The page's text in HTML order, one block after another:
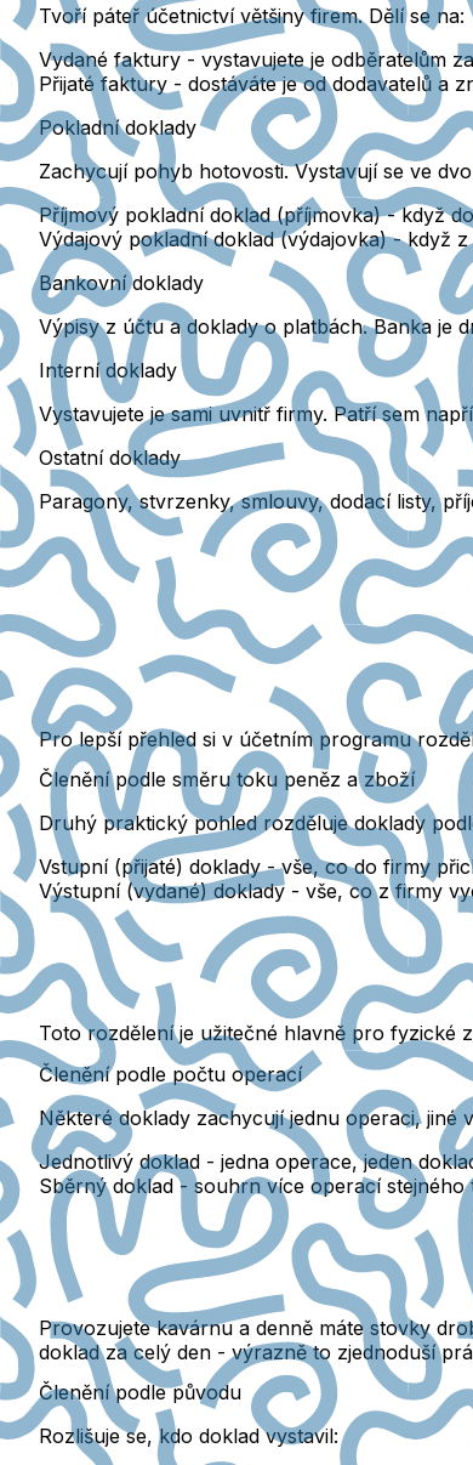
Tvoří páteř účetnictví většiny firem. Dělí se na:
Vydané faktury- vystavujete je odběratelům
Přijaté faktury - dostáváte je od dodavatelů a
Pokladní doklady
Zachycují pohyb hotovosti. Vystavují se ve
Příjmový pokladní doklad (příjmovka)- když
Výdajový pokladní doklad (výdajovka)- když z
Bankovní doklady
Výpisy z účtu a doklady o platbách.Banka je
Interní doklady
Vystavujete je sami uvnitř firmy. Patří sem
Ostatní doklady
Paragony, stvrzenky, smlouvy, dodací listy,
Pro lepší přehled si v účetním programu
Členění podle směru toku peněz a zboží
Druhý praktický pohled rozděluje doklady
Vstupní (přijaté) doklady- vše, co do firmy
Výstupní (vydané) doklady - vše, co z firmy
Toto rozděleníje užitečné hlavně pro fyzické
Členění podle počtu operací
Některé doklady zachycují jednu operaci, jiné
Jednotlivý doklad - jedna operace, jeden
Sběrný doklad- souhrn více operací stejného
Provozujete kavárnu a denně máte stovky
doklad za celý den - výrazně to zjednoduší
Členění podle původu
Rozlišuje se, kdo doklad vystavil: